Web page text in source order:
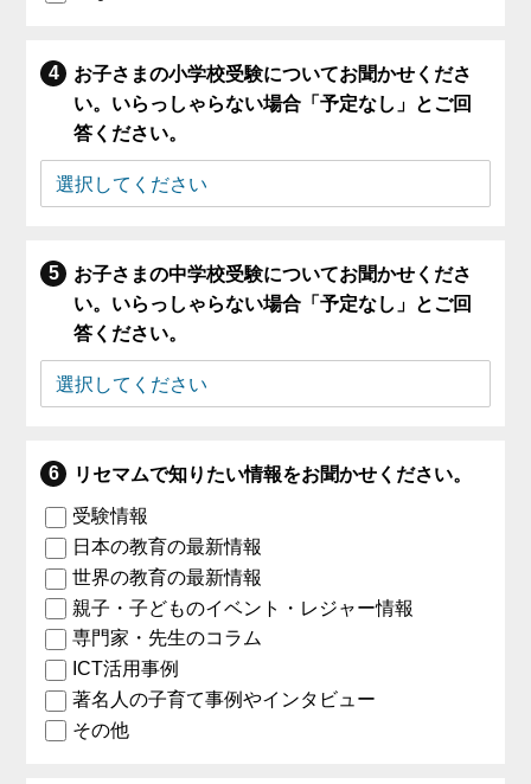
お子さまの小学校受験についてお聞かせくださ
い。いらっしゃらない場合「予定なし」とご回
答ください。
お子さまの中学校受験についてお聞かせくださ
い。いらっしゃらない場合「予定なし」とご回
答ください。
リセマムで知りたい情報をお聞かせください。
受験情報
日本の教育の最新情報
世界の教育の最新情報
親子・子どものイベント・レジャー情報
専門家・先生のコラム
ICT活用事例
著名人の子育て事例やインタビュー
その他